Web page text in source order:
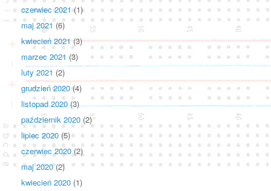
czerwiec 2021(1)
maj 2021(6)
kwiecień 2021(3)
marzec 2021 (3)
luty 2021 (2)
grudzień 2020(4)
listopad 2020(3)
październik 2020 (2)
lipiec 2020 (5)
czerwiec 2020(2)
maj 2020(2)
kwiecień 2020 (1)